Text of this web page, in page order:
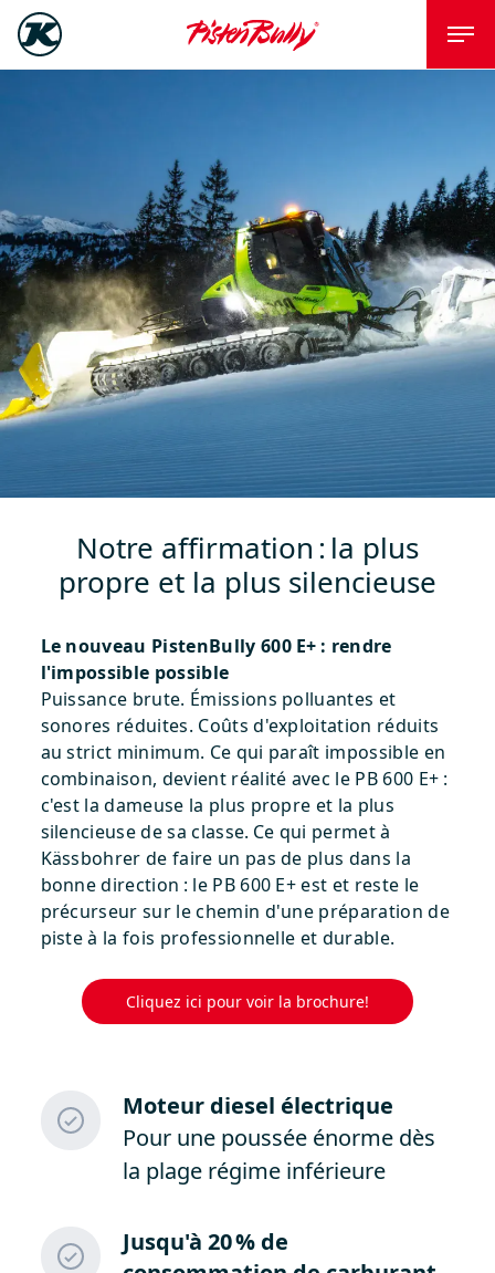
Notre affirmation : la plus
propre et la plus silencieuse
Le nouveau PistenBully 600 E+ : rendre
l'impossible possible
Puissance brute. Émissions polluantes et
sonores réduites. Coûts d'exploitation réduits
au strict minimum. Ce qui paraît impossible en
combinaison, devient réalité avec le PB 600 E+ :
c'est la dameuse la plus propre et la plus
silencieuse de sa classe. Ce qui permet à
Kässbohrer de faire un pas de plus dans la
bonne direction : le PB 600 E+ est et reste le
précurseur sur le chemin d'une préparation de
piste à la fois professionnelle et durable.
Cliquez ici pour voir la brochure!
Moteur diesel électrique
Pour une poussée énorme dès
la plage régime inférieure
Jusqu'à 20 % de